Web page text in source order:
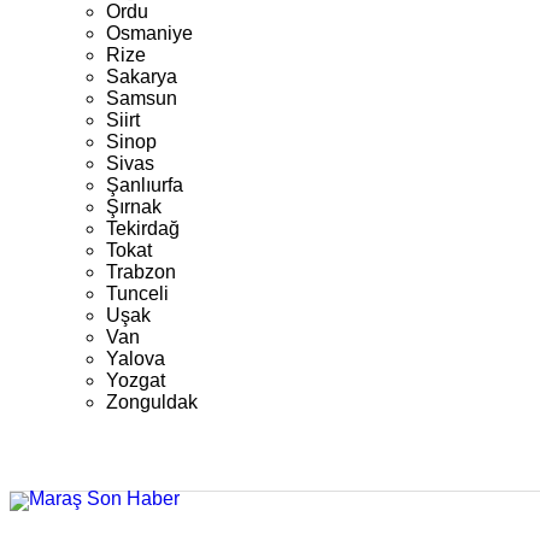
Ordu
Osmaniye
Rize
Sakarya
Samsun
Siirt
Sinop
Sivas
Şanlıurfa
Şırnak
Tekirdağ
Tokat
Trabzon
Tunceli
Uşak
Van
Yalova
Yozgat
Zonguldak